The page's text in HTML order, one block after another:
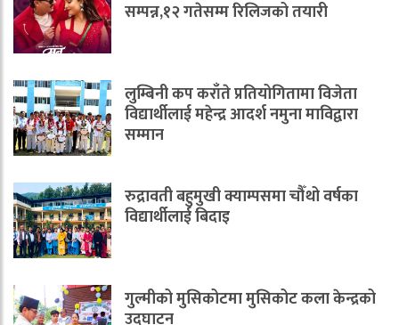
सम्पन्न,१२ गतेसम्म रिलिजको तयारी
लुम्बिनी कप कराँते प्रतियोगितामा विजेता
विद्यार्थीलाई महेन्द्र आदर्श नमुना माविद्वारा
सम्मान
रुद्रावती बहुमुखी क्याम्पसमा चौँथो वर्षका
विद्यार्थीलाई बिदाइ
गुल्मीको मुसिकोटमा मुसिकोट कला केन्द्रको
उद्घाटन